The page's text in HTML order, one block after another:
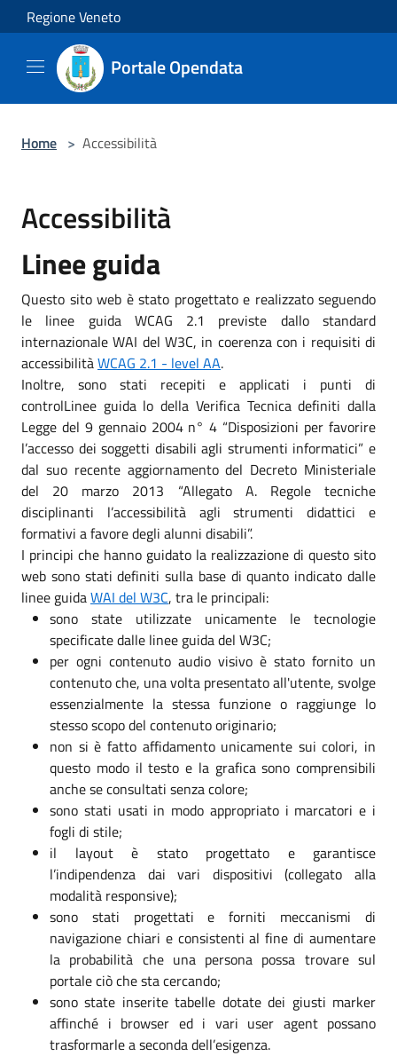
Salta al contenuto principale
Regione Veneto
Portale Opendata
Home > Accessibilità
Accessibilità
Linee guida
Questo sito web è stato progettato e realizzato seguendo
le linee guida WCAG 2.1 previste dallo standard
internazionale WAI del W3C, in coerenza con i requisiti di
accessibilitàWCAG 2.1 - level AA.
Inoltre, sono stati recepiti e applicati i punti di
controlLinee guida lo della Verifica Tecnica definiti dalla
Legge del 9 gennaio 2004 n° 4 “Disposizioni per favorire
l’accesso dei soggetti disabili agli strumenti informatici” e
dal suo recente aggiornamento del Decreto Ministeriale
del 20 marzo 2013 “Allegato A. Regole tecniche
disciplinanti l’accessibilità agli strumenti didattici e
formativi a favore degli alunni disabili”.
I principi che hanno guidato la realizzazione di questo sito
web sono stati definiti sulla base di quanto indicato dalle
linee guidaWAI del W3C, tra le principali:
sono state utilizzate unicamente le tecnologie
specificate dalle linee guida del W3C;
per ogni contenuto audio visivo è stato fornito un
contenuto che, una volta presentato all'utente, svolge
essenzialmente la stessa funzione o raggiunge lo
stesso scopo del contenuto originario;
non si è fatto affidamento unicamente sui colori, in
questo modo il testo e la grafica sono comprensibili
anche se consultati senza colore;
sono stati usati in modo appropriato i marcatori e i
fogli di stile;
il layout è stato progettato e garantisce
l’indipendenza dai vari dispositivi (collegato alla
modalità responsive);
sono stati progettati e forniti meccanismi di
navigazione chiari e consistenti al fine di aumentare
la probabilità che una persona possa trovare sul
portale ciò che sta cercando;
sono state inserite tabelle dotate dei giusti marker
affinché i browser ed i vari user agent possano
trasformarle a seconda dell’esigenza.